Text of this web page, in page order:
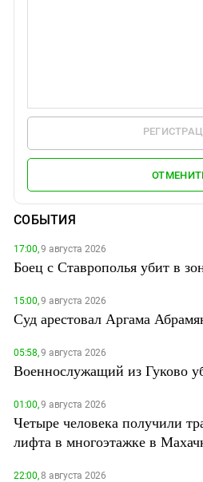
СОБЫТИЯ
17:00,9 августа 2026
Боец с Ставрополья убит в
15:00,9 августа 2026
Суд арестовал Аргама
05:58,9 августа 2026
Военнослужащий из Гуково
01:00,9 августа 2026
Четыре человека получили
лифта в многоэтажке в
22:00,8 августа 2026